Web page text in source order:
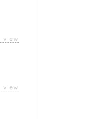
view
view